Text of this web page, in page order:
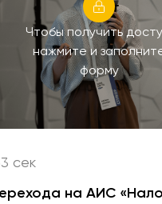
Чтобы получить
нажмите и
форму
сек
на АИС